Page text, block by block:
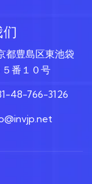
都豊島区東池袋
番１０号
48-766-3126